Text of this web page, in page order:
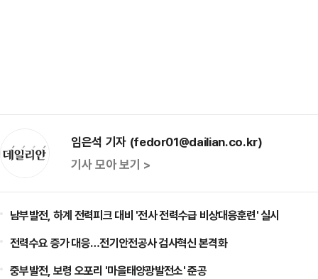
임은석 기자 (fedor01@dailian.co.kr)
기사 모아 보기 >
남부발전, 하계 전력피크 대비 '전사 전력수급 비상대응훈련' 실시
전력수요 증가 대응…전기안전공사 검사혁신 본격화
중부발전, 보령 오포리 '마을태양광발전소' 준공